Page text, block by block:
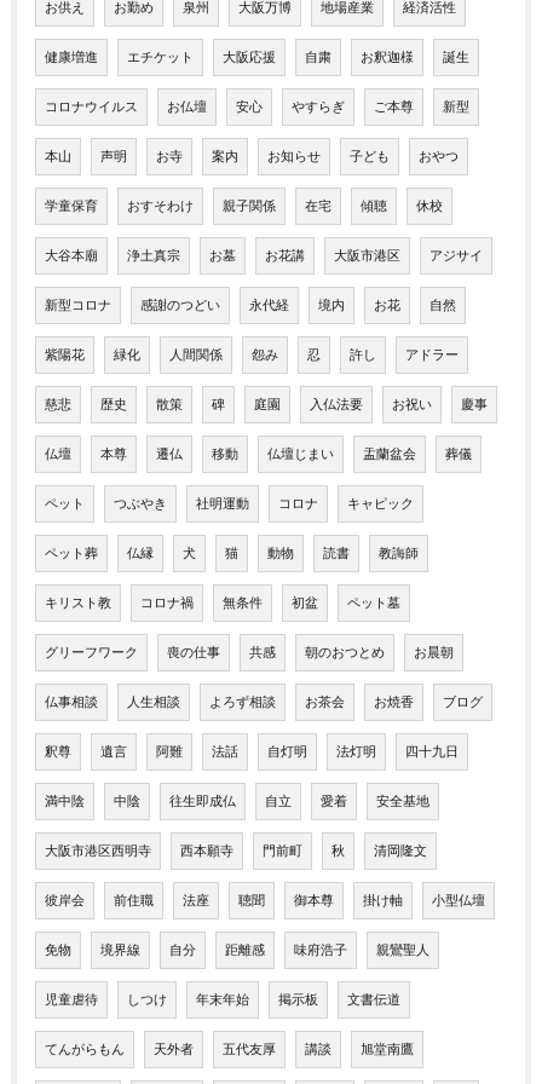
お供え お勤め 泉州 大阪万博 地場産業 経済活性
健康増進 エチケット 大阪応援 自粛 お釈迦様 誕生
コロナウイルス お仏壇 安心 やすらぎ ご本尊 新型
本山 声明 お寺 案内 お知らせ 子ども おやつ
学童保育 おすそわけ 親子関係 在宅 傾聴 休校
大谷本廟 浄土真宗 お墓 お花講 大阪市港区 アジサイ
新型コロナ 感謝のつどい 永代経 境内 お花 自然
紫陽花 緑化 人間関係 怨み 忍 許し アドラー
慈悲 歴史 散策 碑 庭園 入仏法要 お祝い 慶事
仏壇 本尊 遷仏 移動 仏壇じまい 盂蘭盆会 葬儀
ペット つぶやき 社明運動 コロナ キャピック
ペット葬 仏縁 犬 猫 動物 読書 教誨師
キリスト教 コロナ禍 無条件 初盆 ペット墓
グリーフワーク 喪の仕事 共感 朝のおつとめ お晨朝
仏事相談 人生相談 よろず相談 お茶会 お焼香 ブログ
釈尊 遺言 阿難 法話 自灯明 法灯明 四十九日
満中陰 中陰 往生即成仏 自立 愛着 安全基地
大阪市港区西明寺 西本願寺 門前町 秋 清岡隆文
彼岸会 前住職 法座 聴聞 御本尊 掛け軸 小型仏壇
免物 境界線 自分 距離感 味府浩子 親鸞聖人
児童虐待 しつけ 年末年始 掲示板 文書伝道
てんがらもん 天外者 五代友厚 講談 旭堂南鷹